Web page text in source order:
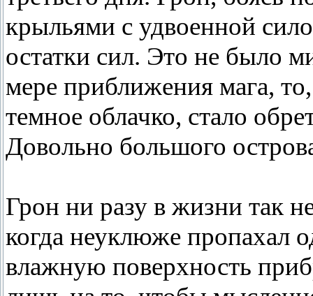
крыльями с удвоенной
остатки сил. Это не было
мере приближения мага,
темное облачко, стало
Довольно большого
Грон ни разу в жизни так
когда неуклюже пропахал
влажную поверхность